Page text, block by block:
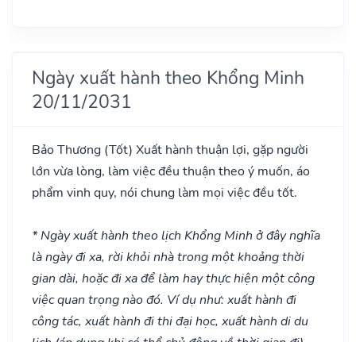
Ngày xuất hành theo Khổng Minh
20/11/2031
Bảo Thương (Tốt) Xuất hành thuận lợi, gặp người
lớn vừa lòng, làm việc đều thuận theo ý muốn, áo
phẩm vinh quy, nói chung làm mọi việc đều tốt.
* Ngày xuất hành theo lịch Khổng Minh ở đây nghĩa
là ngày đi xa, rời khỏi nhà trong một khoảng thời
gian dài, hoặc đi xa để làm hay thực hiện một công
việc quan trọng nào đó. Ví dụ như: xuất hành đi
công tác, xuất hành đi thi đại học, xuất hành di du